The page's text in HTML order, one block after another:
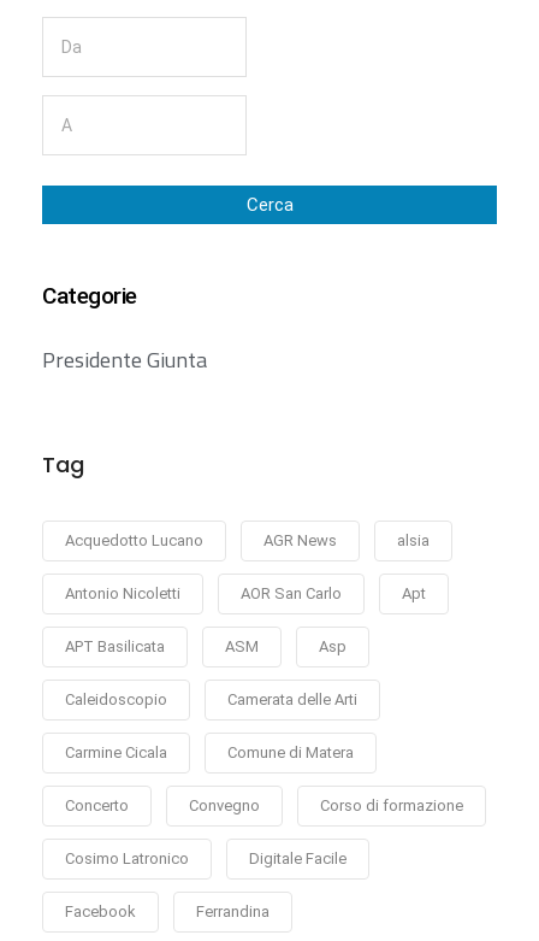
Cerca
Categorie
Presidente Giunta
Tag
Acquedotto Lucano AGR News alsia
Antonio Nicoletti AOR San Carlo Apt
APT Basilicata ASM Asp
Caleidoscopio Camerata delle Arti
Carmine Cicala Comune di Matera
Concerto Convegno Corso di formazione
Cosimo Latronico Digitale Facile
Facebook Ferrandina